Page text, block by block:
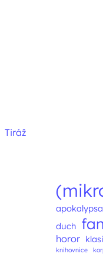
Tiráž
apokalypsa
duch
horor
knihovnice